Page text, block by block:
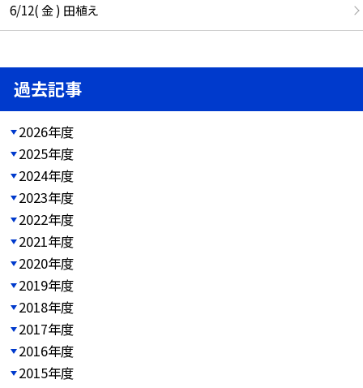
6/12( 金 ) 田植え
過去記事
2026年度
2025年度
2024年度
2023年度
2022年度
2021年度
2020年度
2019年度
2018年度
2017年度
2016年度
2015年度